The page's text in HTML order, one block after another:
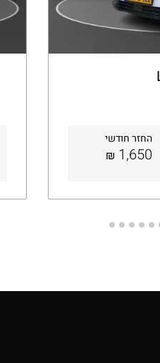
החזר חודשי
1,650
₪
פרטים